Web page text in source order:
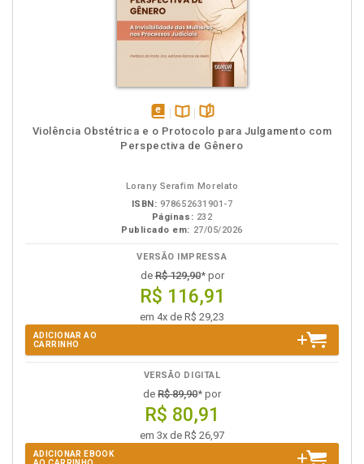
disponível
em
Disponível
na
páginas
Violência Obstétrica e o Protocolo para Julgamento com
Perspectiva de Gênero
Lorany Serafim Morelato
ISBN: 978652631901-7
Páginas: 232
Publicado em: 27/05/2026
VERSÃO IMPRESSA
deR$ 129,90* por
R$ 116,91
em 4x de R$ 29,23
ADICIONAR AO
CARRINHO
VERSÃO DIGITAL
de R$ 89,90* por
R$ 80,91
em 3x de R$ 26,97
ADICIONAR EBOOK